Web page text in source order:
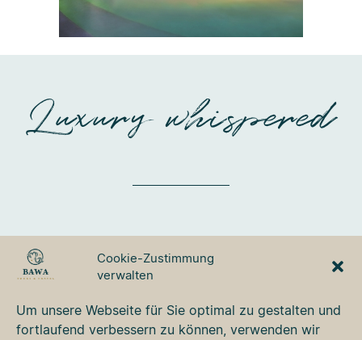
Cookie-Zustimmung
verwalten
Um unsere Webseite für Sie optimal zu gestalten und
fortlaufend verbessern zu können, verwenden wir
Luxury whispered
GmbH
Tel. +49 8331 76 42 49
bawa@bawa.de